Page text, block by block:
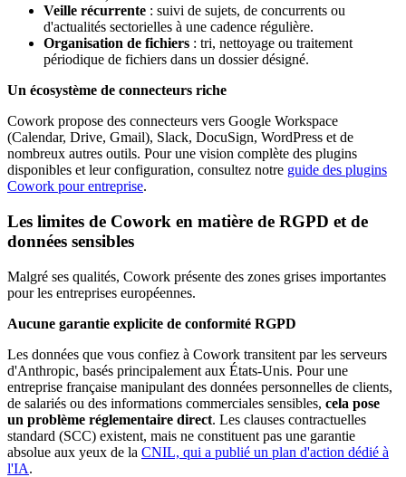
Veille récurrente : suivi de sujets, de concurrents ou
d'actualités sectorielles à une cadence régulière.
Organisation de fichiers : tri, nettoyage ou traitement
périodique de fichiers dans un dossier désigné.
Un écosystème de connecteurs riche
Cowork propose des connecteurs vers Google Workspace
(Calendar, Drive, Gmail), Slack, DocuSign, WordPress et de
nombreux autres outils. Pour une vision complète des plugins
disponibles et leur configuration, consultez notre guide des plugins
Cowork pour entreprise.
Les limites de Cowork en matière de RGPD et de
données sensibles
Malgré ses qualités, Cowork présente des zones grises importantes
pour les entreprises européennes.
Aucune garantie explicite de conformité RGPD
Les données que vous confiez à Cowork transitent par les serveurs
d'Anthropic, basés principalement aux États-Unis. Pour une
entreprise française manipulant des données personnelles de clients,
de salariés ou des informations commerciales sensibles, cela pose
un problème réglementaire direct. Les clauses contractuelles
standard (SCC) existent, mais ne constituent pas une garantie
absolue aux yeux de la CNIL, qui a publié un plan d'action dédié à
l'IA.